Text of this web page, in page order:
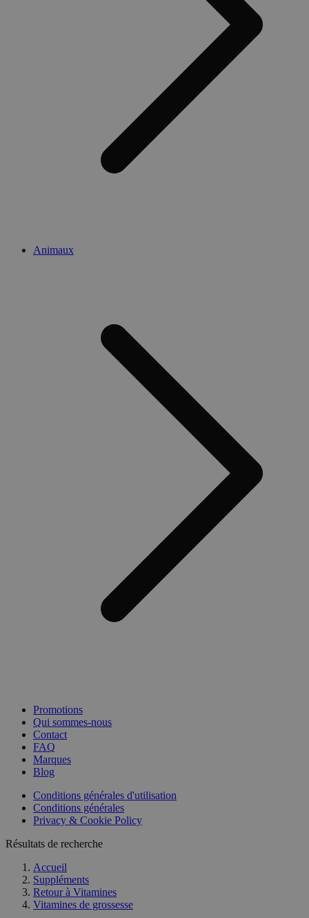
Animaux
Promotions
Qui sommes-nous
Contact
FAQ
Marques
Blog
Conditions générales d'utilisation
Conditions générales
Privacy & Cookie Policy
Résultats de recherche
Accueil
Suppléments
Retour à Vitamines
Vitamines de grossesse